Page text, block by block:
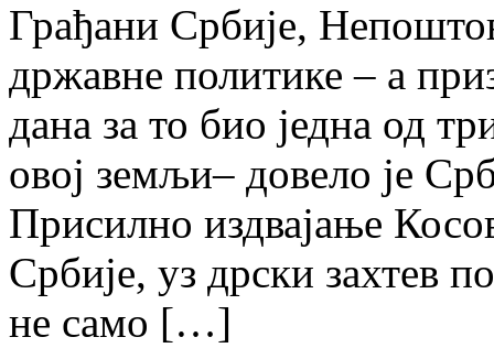
Грађани Србије,
државне политике – а
дана за то био једна од
овој земљи– довело је
Присилно издвајање
Србије, уз дрски захтев
не само […]